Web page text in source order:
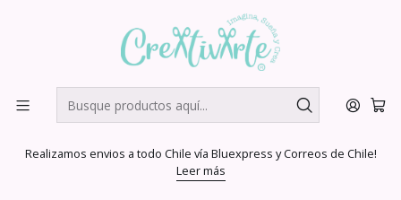
Realizamos envios a todo Chile vía Bluexpress y Correos de Chile!
Leer más